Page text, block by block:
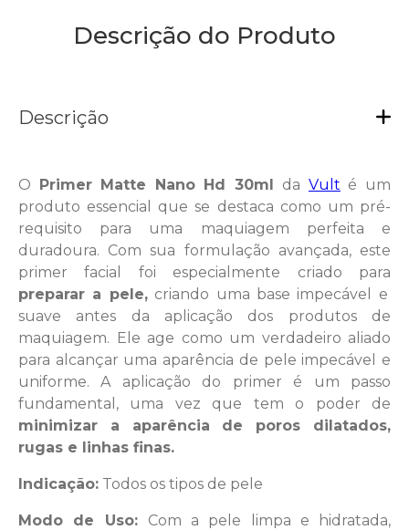
Descrição do Produto
Descrição
O Primer Matte Nano Hd 30ml da Vult é um
produto essencial que se destaca como um pré-
requisito para uma maquiagem perfeita e
duradoura. Com sua formulação avançada, este
primer facial foi especialmente criado para
preparar a pele,criando uma base impecável e
suave antes da aplicação dos produtos de
maquiagem. Ele age como um verdadeiro aliado
para alcançar uma aparência de pele impecável e
uniforme. A aplicação do primer é um passo
fundamental, uma vez que tem o poder de
minimizar a aparência de poros dilatados,
rugas e linhas finas.
Indicação: Todos os tipos de pele
Modo de Uso: Com a pele limpa e hidratada,